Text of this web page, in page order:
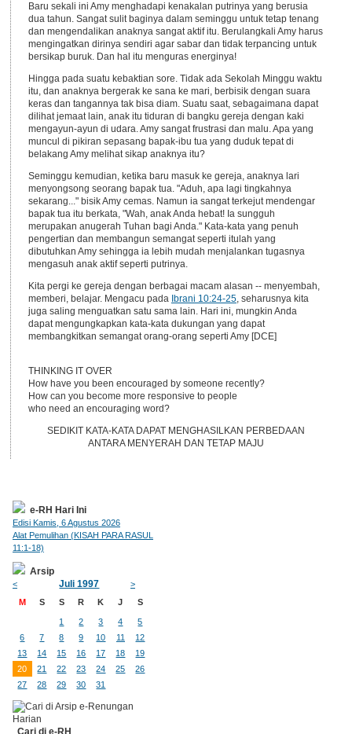
Baru sekali ini Amy menghadapi kenakalan putrinya yang berusia
dua tahun. Sangat sulit baginya dalam seminggu untuk tetap tenang
dan mengendalikan anaknya sangat aktif itu. Berulangkali Amy harus
mengingatkan dirinya sendiri agar sabar dan tidak terpancing untuk
bersikap buruk. Dan hal itu menguras energinya!
Hingga pada suatu kebaktian sore. Tidak ada Sekolah Minggu waktu
itu, dan anaknya bergerak ke sana ke mari, berbisik dengan suara
keras dan tangannya tak bisa diam. Suatu saat, sebagaimana dapat
dilihat jemaat lain, anak itu tiduran di bangku gereja dengan kaki
mengayun-ayun di udara. Amy sangat frustrasi dan malu. Apa yang
muncul di pikiran sepasang bapak-ibu tua yang duduk tepat di
belakang Amy melihat sikap anaknya itu?
Seminggu kemudian, ketika baru masuk ke gereja, anaknya lari
menyongsong seorang bapak tua. "Aduh, apa lagi tingkahnya
sekarang..." bisik Amy cemas. Namun ia sangat terkejut mendengar
bapak tua itu berkata, "Wah, anak Anda hebat! Ia sungguh
merupakan anugerah Tuhan bagi Anda." Kata-kata yang penuh
pengertian dan membangun semangat seperti itulah yang
dibutuhkan Amy sehingga ia lebih mudah menjalankan tugasnya
mengasuh anak aktif seperti putrinya.
Kita pergi ke gereja dengan berbagai macam alasan -- menyembah,
memberi, belajar. Mengacu pada Ibrani 10:24-25, seharusnya kita
juga saling menguatkan satu sama lain. Hari ini, mungkin Anda
dapat mengungkapkan kata-kata dukungan yang dapat
membangkitkan semangat orang-orang seperti Amy [DCE]
THINKING IT OVER
How have you been encouraged by someone recently?
How can you become more responsive to people
who need an encouraging word?
SEDIKIT KATA-KATA DAPAT MENGHASILKAN PERBEDAAN
ANTARA MENYERAH DAN TETAP MAJU
e-RH Hari Ini
Edisi Kamis, 6 Agustus 2026
Alat Pemulihan (KISAH PARA RASUL
11:1-18)
Arsip
< Juli 1997
>
M
S S R K J S
1 2 3 4
5
6
7 8 9 10 11
12
13
14 15 16 17 18
19
20
21 22 23 24 25
26
27
28 29 30 31
Cari di e-RH